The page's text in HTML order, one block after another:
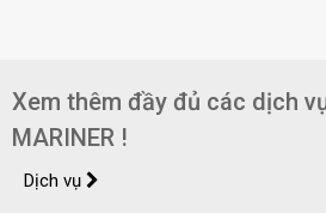
Xem thêm đầy đủ các dịch
MARINER !
Dịch vụ